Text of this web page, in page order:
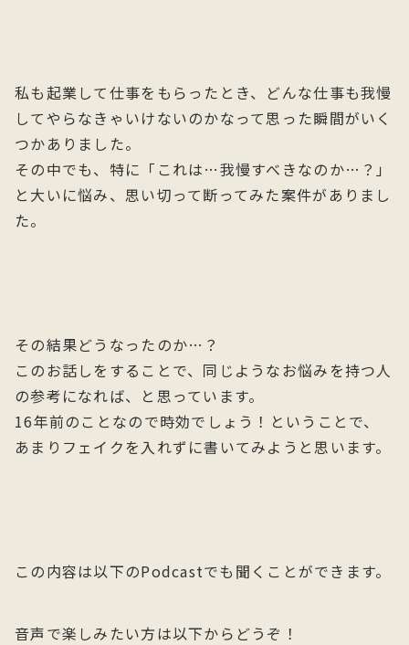
私も起業して仕事をもらったとき、どんな仕事も我慢
してやらなきゃいけないのかなって思った瞬間がいく
つかありました。
その中でも、特に「これは…我慢すべきなのか…？」
と大いに悩み、思い切って断ってみた案件がありまし
た。
その結果どうなったのか…？
このお話しをすることで、同じようなお悩みを持つ人
の参考になれば、と思っています。
16年前のことなので時効でしょう！ということで、
あまりフェイクを入れずに書いてみようと思います。
この内容は以下のPodcastでも聞くことができます。
音声で楽しみたい方は以下からどうぞ！